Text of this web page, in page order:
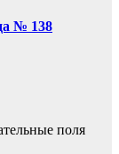
№ 138
поля